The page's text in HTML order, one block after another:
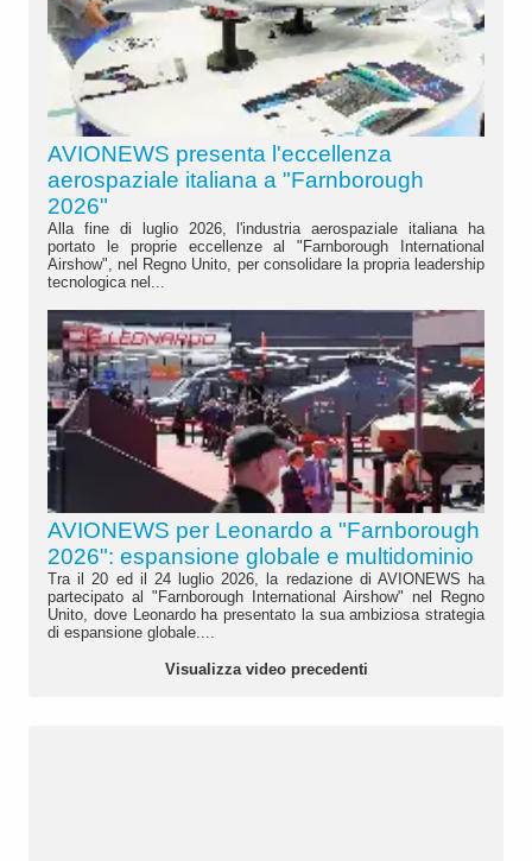
AVIONEWS presenta l'eccellenza
aerospaziale italiana a "Farnborough
2026"
Alla fine di luglio 2026, l'industria aerospaziale italiana ha
portato le proprie eccellenze al "Farnborough International
Airshow", nel Regno Unito, per consolidare la propria leadership
tecnologica nel...
AVIONEWS per Leonardo a "Farnborough
2026": espansione globale e multidominio
Tra il 20 ed il 24 luglio 2026, la redazione di AVIONEWS ha
partecipato al "Farnborough International Airshow" nel Regno
Unito, dove Leonardo ha presentato la sua ambiziosa strategia
di espansione globale....
Visualizza video precedenti